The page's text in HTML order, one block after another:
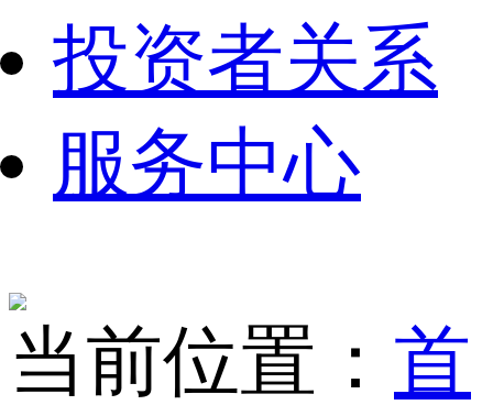
投资者关系
服务中心
当前位置： 首